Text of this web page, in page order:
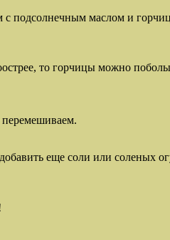
подсолнечным маслом и
то горчицы можно
перемешиваем.
еще соли или соленых